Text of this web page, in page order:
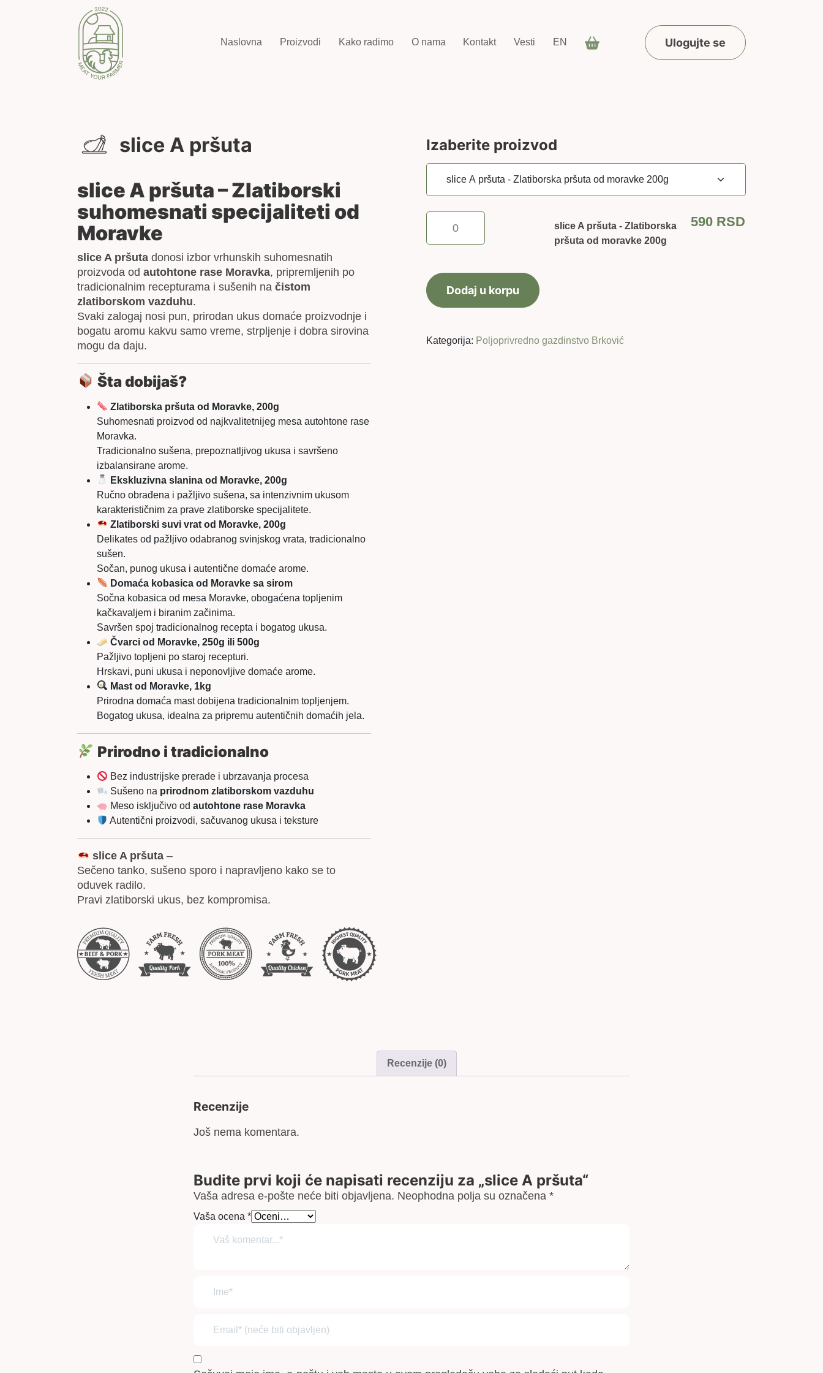
Naslovna Proizvodi Kako radimo O nama Kontakt Vesti EN Ulogujte se
slice A pršuta
slice A pršuta – Zlatiborski
suhomesnati specijaliteti od
Moravke
slice A pršuta donosi izbor vrhunskih suhomesnatih
proizvoda od autohtone rase Moravka, pripremljenih po
tradicionalnim recepturama i sušenih na čistom
zlatiborskom vazduhu.
Svaki zalogaj nosi pun, prirodan ukus domaće proizvodnje i
bogatu aromu kakvu samo vreme, strpljenje i dobra sirovina
mogu da daju.
Šta dobijaš?
Zlatiborska pršuta od Moravke, 200g
Suhomesnati proizvod od najkvalitetnijeg mesa autohtone rase
Moravka.
Tradicionalno sušena, prepoznatljivog ukusa i savršeno
izbalansirane arome.
Ekskluzivna slanina od Moravke, 200g
Ručno obrađena i pažljivo sušena, sa intenzivnim ukusom
karakterističnim za prave zlatiborske specijalitete.
Zlatiborski suvi vrat od Moravke, 200g
Delikates od pažljivo odabranog svinjskog vrata, tradicionalno
sušen.
Sočan, punog ukusa i autentične domaće arome.
Domaća kobasica od Moravke sa sirom
Sočna kobasica od mesa Moravke, obogaćena topljenim
kačkavaljem i biranim začinima.
Savršen spoj tradicionalnog recepta i bogatog ukusa.
Čvarci od Moravke, 250g ili 500g
Pažljivo topljeni po staroj recepturi.
Hrskavi, puni ukusa i neponovljive domaće arome.
Mast od Moravke, 1kg
Prirodna domaća mast dobijena tradicionalnim topljenjem.
Bogatog ukusa, idealna za pripremu autentičnih domaćih jela.
Prirodno i tradicionalno
Bez industrijske prerade i ubrzavanja procesa
Sušeno na prirodnom zlatiborskom vazduhu
Meso isključivo odautohtone rase Moravka
Autentični proizvodi, sačuvanog ukusa i teksture
slice A pršuta –
Sečeno tanko, sušeno sporo i napravljeno kako se to
oduvek radilo.
Pravi zlatiborski ukus, bez kompromisa.
Izaberite proizvod
slice
pršuta
Zlatiborska
pršuta
od
200g
slice A pršuta - Zlatiborska
pršuta od moravke 200g
590 RSD
Dodaj u korpu
Kategorija: Poljoprivredno gazdinstvo Brković
Recenzije (0)
Recenzije
Još nema komentara.
Budite prvi koji će napisati recenziju za „slice A pršuta“
Vaša adresa e-pošte neće biti objavljena. Neophodna polja su označena *
Vaša ocena *